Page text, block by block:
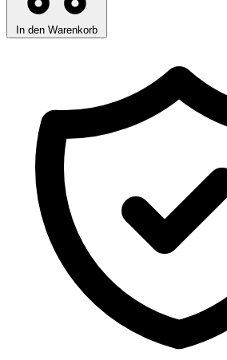
In den Warenkorb